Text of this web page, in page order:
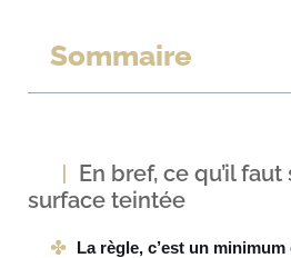
Sommaire
En bref, ce qu’il
surface teintée
La règle, c’est un